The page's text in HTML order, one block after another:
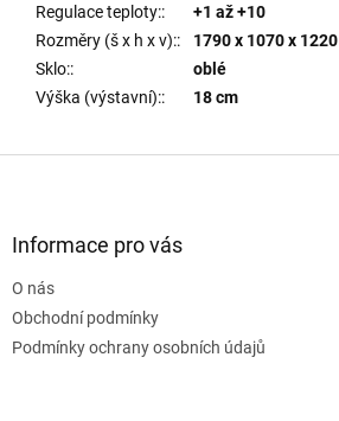
Regulace teploty::
+1 až +10
Rozměry (š x h x v)::
1790 x 1070 x
Sklo::
oblé
Výška (výstavní):: 18 cm
Informace pro vás
O nás
Obchodní podmínky
Podmínky ochrany osobních údajů